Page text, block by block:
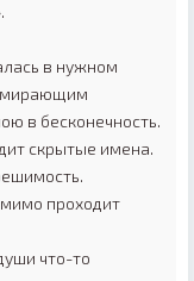
в нужном
в бесконечность.
скрытые имена.
проходит
что-то